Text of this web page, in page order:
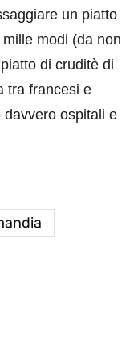
un piatto
modi (da non
di cruditè di
francesi e
ospitali e